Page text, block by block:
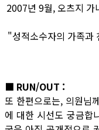
2007년 9월, 오츠지 가
"성적소수자의 가족과
■ RUN/OUT :
또 한편으로는, 의원님
에 대한 시선도 궁금합